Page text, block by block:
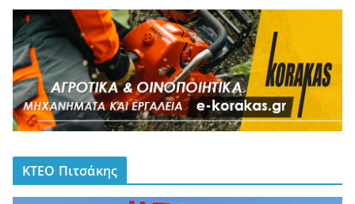
ΚΤΕΟ Πιτσάκης